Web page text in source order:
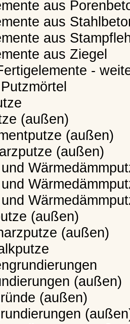
aus
aus
aus
aus Ziegel
-
(außen)
(außen)
(außen)
(außen)
(außen)
(außen)
(außen)